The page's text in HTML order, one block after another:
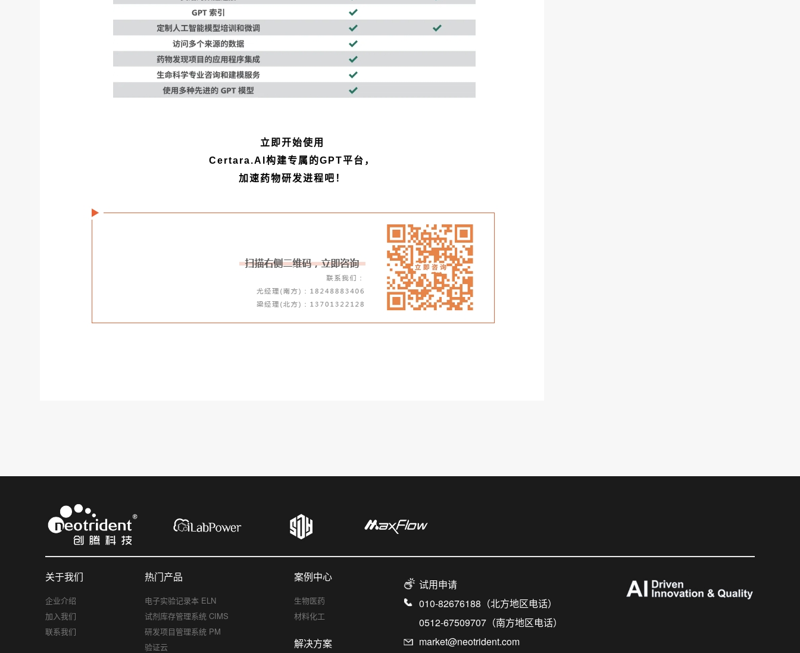
立即开始使用
Certara.AI构建专属的GPT平台，
加速药物研发进程吧！
关于我们
企业介绍
加入我们
联系我们
热门产品
电子实验记录本 ELN
试剂库存管理系统 CIMS
研发项目管理系统 PM
验证云
案例中心
生物医药
材料化工
解决方案
试用申请
010-82676188（北方地区电话）
0512-67509707（南方地区电话）
market@neotrident.com